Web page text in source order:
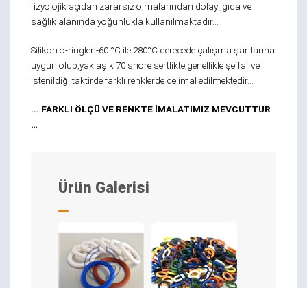
fizyolojik açıdan zararsız olmalarından dolayı,gıda ve
sağlık alanında yoğunlukla kullanılmaktadır…
Silikon o-ringler -60 °C ile 280°C derecede çalışma şartlarına
uygun olup,yaklaşık 70 shore sertlikte,genellikle şeffaf ve
istenildiği taktirde farklı renklerde de imal edilmektedir…
... FARKLI ÖLÇÜ VE RENKTE İMALATIMIZ MEVCUTTUR
…
Ürün Galerisi